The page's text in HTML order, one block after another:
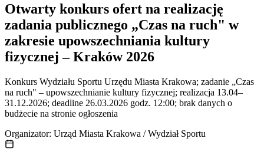
Otwarty konkurs ofert na realizację
zadania publicznego „Czas na ruch" w
zakresie upowszechniania kultury
fizycznej – Kraków 2026
Konkurs Wydziału Sportu Urzędu Miasta Krakowa; zadanie „Czas
na ruch" – upowszechnianie kultury fizycznej; realizacja 13.04–
31.12.2026; deadline 26.03.2026 godz. 12:00; brak danych o
budżecie na stronie ogłoszenia
Organizator: Urząd Miasta Krakowa / Wydział Sportu